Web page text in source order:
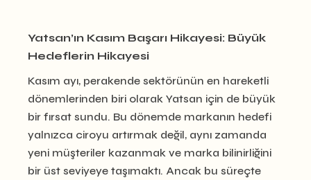
Yatsan’ın Kasım Başarı Hikayesi: Büyük
Hedeflerin Hikayesi
Kasım ayı, perakende sektörünün en hareketli
dönemlerinden biri olarak Yatsan için de büyük
bir fırsat sundu. Bu dönemde markanın hedefi
yalnızca ciroyu artırmak değil, aynı zamanda
yeni müşteriler kazanmak ve marka bilinirliğini
bir üst seviyeye taşımaktı. Ancak bu süreçte